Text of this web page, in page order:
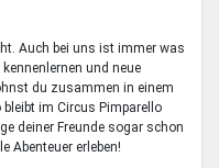
Auch bei uns ist immer was
und neue
du zusammen in einem
im Circus Pimparello
deiner Freunde sogar schon
Abenteuer erleben!